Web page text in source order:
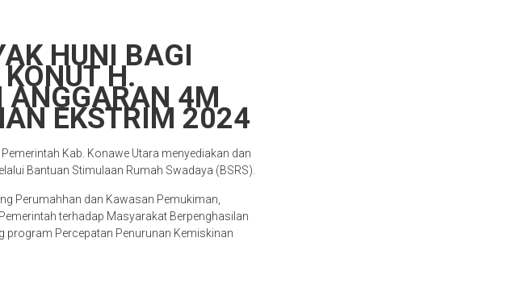
HUNI BAGI
H.
ANGGARAN 4M
EKSTRIM 2024
Kab. Konawe Utara menyediakan dan
Bantuan Stimulaan Rumah Swadaya (BSRS).
Perumahhan dan Kawasan Pemukiman,
terhadap Masyarakat Berpenghasilan
program Percepatan Penurunan Kemiskinan